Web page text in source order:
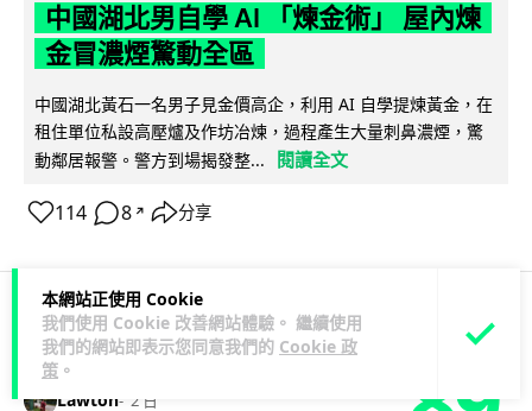
本網站正使用 Cookie
我們使用 Cookie 改善網站體驗。 繼續使用
我們的網站即表示您同意我們的 Cookie 政
策 。
中國湖北男自學 AI 「煉金術」 屋內煉
金冒濃煙驚動全區
中國湖北黃石一名男子見金價高企，利用 AI 自學提煉黃金，在
租住單位私設高壓爐及作坊冶煉，過程產生大量刺鼻濃煙，驚
動鄰居報警。警方到場揭發整...
閱讀全文
114 8 ↗ 分享
3C科技 流動音樂
Lawton 2 日